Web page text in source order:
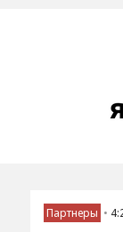
Партнеры •